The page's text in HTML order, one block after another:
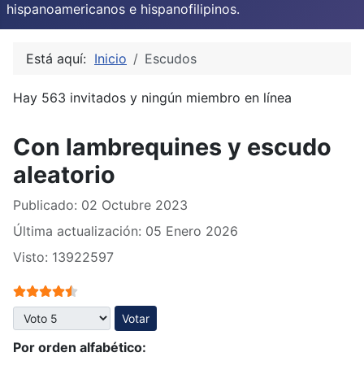
hispanoamericanos e hispanofilipinos.
Está aquí: Inicio Escudos
Hay 563 invitados y ningún miembro en línea
Con lambrequines y escudo
aleatorio
Publicado: 02 Octubre 2023
Última actualización: 05 Enero 2026
Visto: 13922597
Ratio:4.5/
Por favor, vote
Por orden alfabético: